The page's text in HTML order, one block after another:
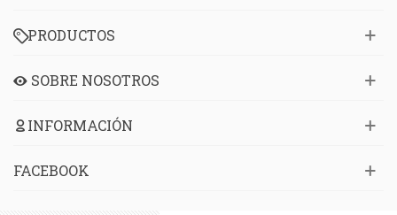
PRODUCTOS
SOBRE NOSOTROS
INFORMACIÓN
FACEBOOK